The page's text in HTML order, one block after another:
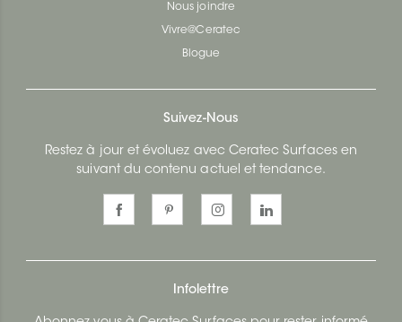
Nous joindre
Vivre@Ceratec
Blogue
Suivez-Nous
Restez à jour et évoluez avec Ceratec Surfaces en
suivant du contenu actuel et tendance.
Infolettre